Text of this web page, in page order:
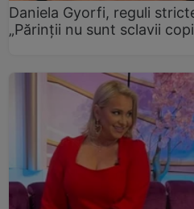
Daniela Gyorfi, reguli
„Părinții nu sunt sclavii